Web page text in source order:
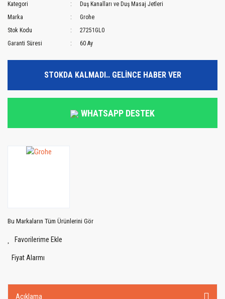
Kategori
Duş Kanalları ve Duş Masaj Jetleri
Marka
Grohe
Stok Kodu
27251GL0
Garanti Süresi
60 Ay
STOKDA KALMADI.. GELİNCE HABER VER
WHATSAPP DESTEK
Bu Markaların Tüm Ürünlerini Gör
Fiyat Alarmı
Açıklama